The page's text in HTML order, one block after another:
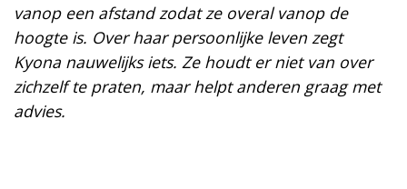
vanop een afstand zodat ze overal vanop de
hoogte is. Over haar persoonlijke leven zegt
Kyona nauwelijks iets. Ze houdt er niet van over
zichzelf te praten, maar helpt anderen graag met
advies.